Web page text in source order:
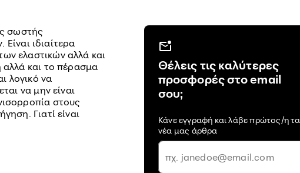
σωστής
ιδιαίτερα
ελαστικών αλλά και
και το πέρασμα
λογικό να
να μην είναι
στους
Γιατί είναι
Θέλεις τις καλύτερες
προσφορές στο email
σου;
Κάνε εγγραφή και λάβε πρώτος/η τα
νέα μας άρθρα